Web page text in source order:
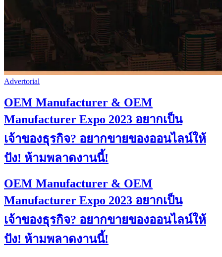
Advertorial
OEM Manufacturer & OEM
Manufacturer Expo 2023 อยากเป็น
เจ้าของธุรกิจ? อยากขายของออนไลน์ให้
ปัง! ห้ามพลาดงานนี้!
OEM Manufacturer & OEM
Manufacturer Expo 2023 อยากเป็น
เจ้าของธุรกิจ? อยากขายของออนไลน์ให้
ปัง! ห้ามพลาดงานนี้!